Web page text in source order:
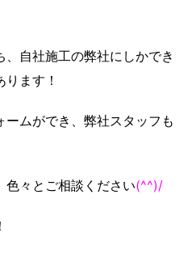
自社施工の弊社にしかでき
ます！
ムができ、弊社スタッフも
色々とご相談ください(^^)/